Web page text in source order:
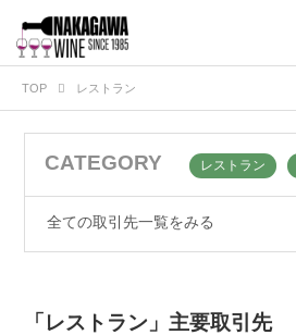
TOP レストラン
CATEGORY レストラン
全ての取引先一覧をみる
「レストラン」主要取引先